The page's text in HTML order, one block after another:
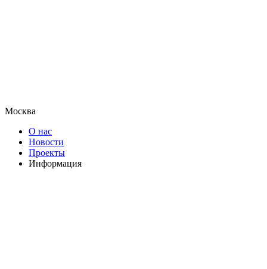
Москва
О нас
Новости
Проекты
Информация